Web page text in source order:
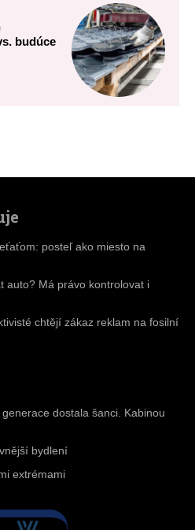
posteľ ako miesto na
auto? Má právo kontrolovat i
chtějí zákaz reklam na fosilní
dostala šanci. Kabinou
bydlení
extrémami